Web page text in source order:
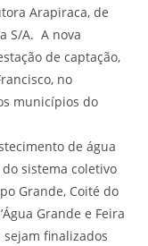
Arapiraca, de
S/A. A nova
de captação,
no
municípios do
de água
sistema coletivo
Grande, Coité do
Grande e Feira
finalizados